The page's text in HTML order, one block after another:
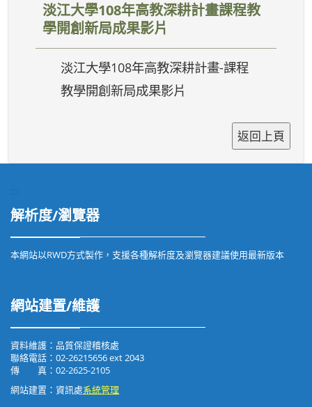
淡江大學108年高教深耕計畫課程教
學開創新局成果影片
淡江大學108年高教深耕計畫-課程
教學開創新局成果影片
解析度/瀏覽器
本網站以RWD方式製作，支援各種解析度及瀏覽器建議使用最新版本
網站建置/維護
資料維護：品質保證稽核處
聯絡電話：02-26215656 ext 2043
傳 真：02-2625-2105
網站建置：資訊處系統管理